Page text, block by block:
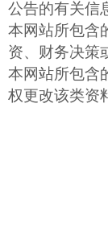
公告的有关信
本网站所包含
资、财务决策
本网站所包含
权更改该类资